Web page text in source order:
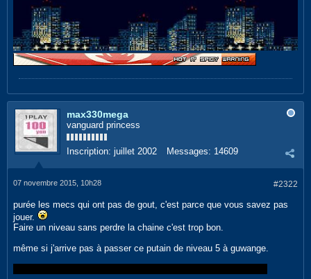
max330mega
vanguard princess
Inscription: juillet 2002 Messages: 14609
#2322
07 novembre 2015, 10h28
purée les mecs qui ont pas de gout, c'est parce que vous savez pas
jouer.
Faire un niveau sans perdre la chaine c'est trop bon.
même si j'arrive pas à passer ce putain de niveau 5 à guwange.